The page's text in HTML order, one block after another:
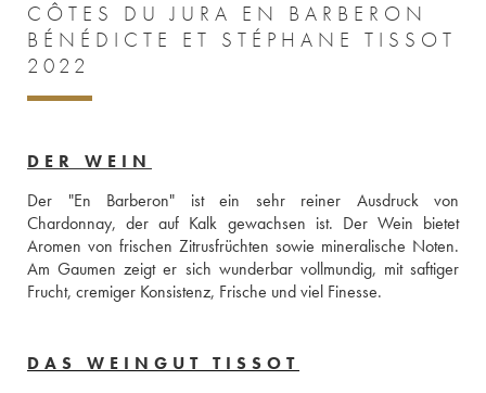
CÔTES DU JURA EN BARBERON
BÉNÉDICTE ET STÉPHANE TISSOT
2022
DER WEIN
Der "En Barberon" ist ein sehr reiner Ausdruck von
Chardonnay, der auf Kalk gewachsen ist. Der Wein bietet
Aromen von frischen Zitrusfrüchten sowie mineralische Noten.
Am Gaumen zeigt er sich wunderbar vollmundig, mit saftiger
Frucht, cremiger Konsistenz, Frische und viel Finesse.
DAS WEINGUT TISSOT